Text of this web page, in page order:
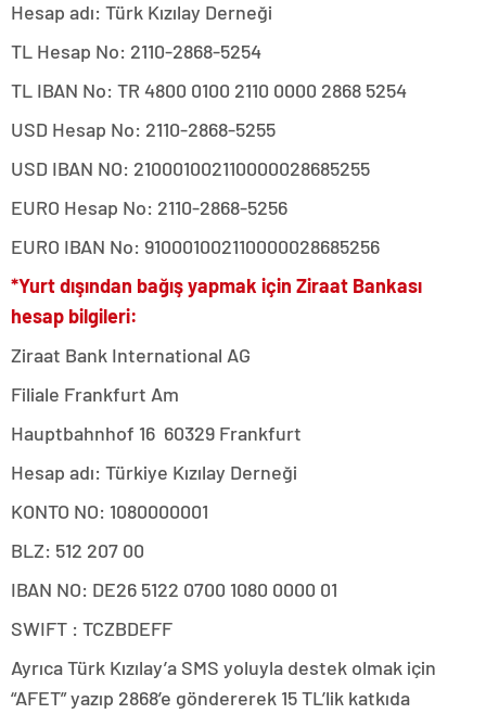
Hesap adı: Türk Kızılay Derneği
TL Hesap No: 2110-2868-5254
TL IBAN No: TR 4800 0100 2110 0000 2868 5254
USD Hesap No: 2110-2868-5255
USD IBAN NO: 210001002110000028685255
EURO Hesap No: 2110-2868-5256
EURO IBAN No: 910001002110000028685256
*Yurt dışından bağış yapmak için Ziraat Bankası
hesap bilgileri:
Ziraat Bank International AG
Filiale Frankfurt Am
Hauptbahnhof 16 60329 Frankfurt
Hesap adı: Türkiye Kızılay Derneği
KONTO NO: 1080000001
BLZ: 512 207 00
IBAN NO: DE26 5122 0700 1080 0000 01
SWIFT : TCZBDEFF
Ayrıca Türk Kızılay’a SMS yoluyla destek olmak için
“AFET” yazıp 2868’e göndererek 15 TL’lik katkıda